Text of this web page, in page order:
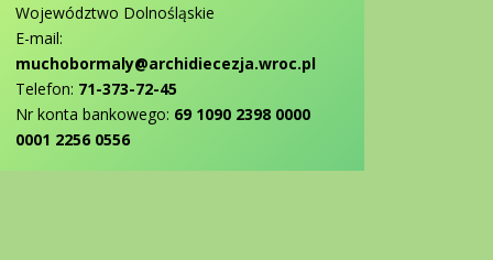
Województwo Dolnośląskie
E-mail:
muchobormaly@archidiecezja.wroc.pl
Telefon: 71-373-72-45
Nr konta bankowego: 69 1090 2398 0000
0001 2256 0556